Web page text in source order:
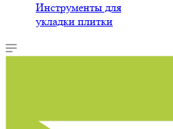
Инструменты для
укладки плитки